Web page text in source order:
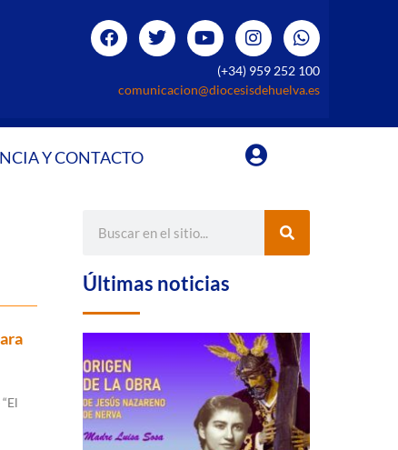
(+34) 959 252 100
comunicacion@diocesisdehuelva.es
Y CONTACTO
Últimas noticias